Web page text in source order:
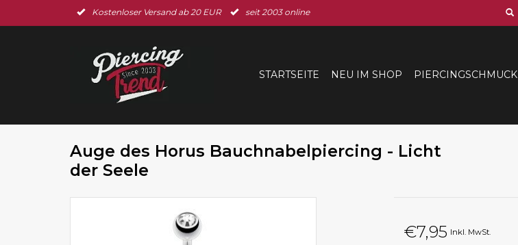
Kostenloser Versand ab 20 EUR seit 2003 online
STARTSEITE NEU IM SHOP PIERCINGSCHMUCK
Auge des Horus Bauchnabelpiercing - Licht
der Seele
€7,95 Inkl. MwSt.